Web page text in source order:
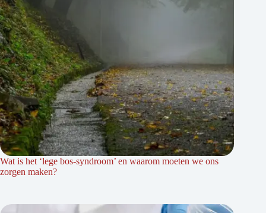
Wat is het ‘lege bos-syndroom’ en waarom moeten we ons
zorgen maken?